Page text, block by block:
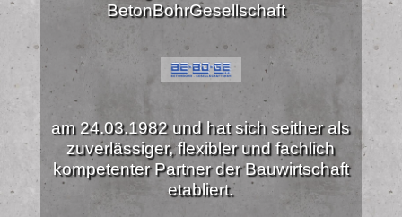
BetonBohrGesellschaft
am 24.03.1982 und hat sich seither als
zuverlässiger, flexibler und fachlich
kompetenter Partner der Bauwirtschaft
etabliert.